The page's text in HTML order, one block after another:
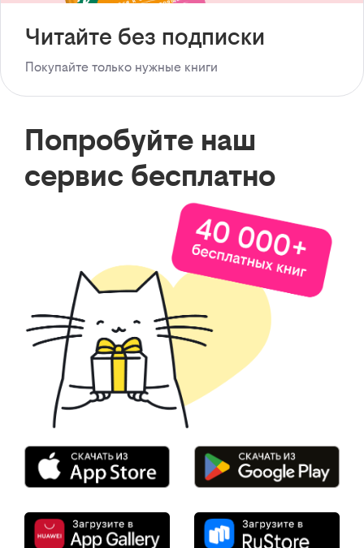
Читайте без подписки
Покупайте только нужные книги
Попробуйте наш
сервис бесплатно